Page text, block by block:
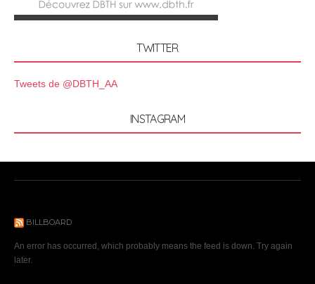
TWITTER
Tweets de @DBTH_AA
INSTAGRAM
BILLBOARD
An error has occurred, which probably means the feed is down. Try again
later.